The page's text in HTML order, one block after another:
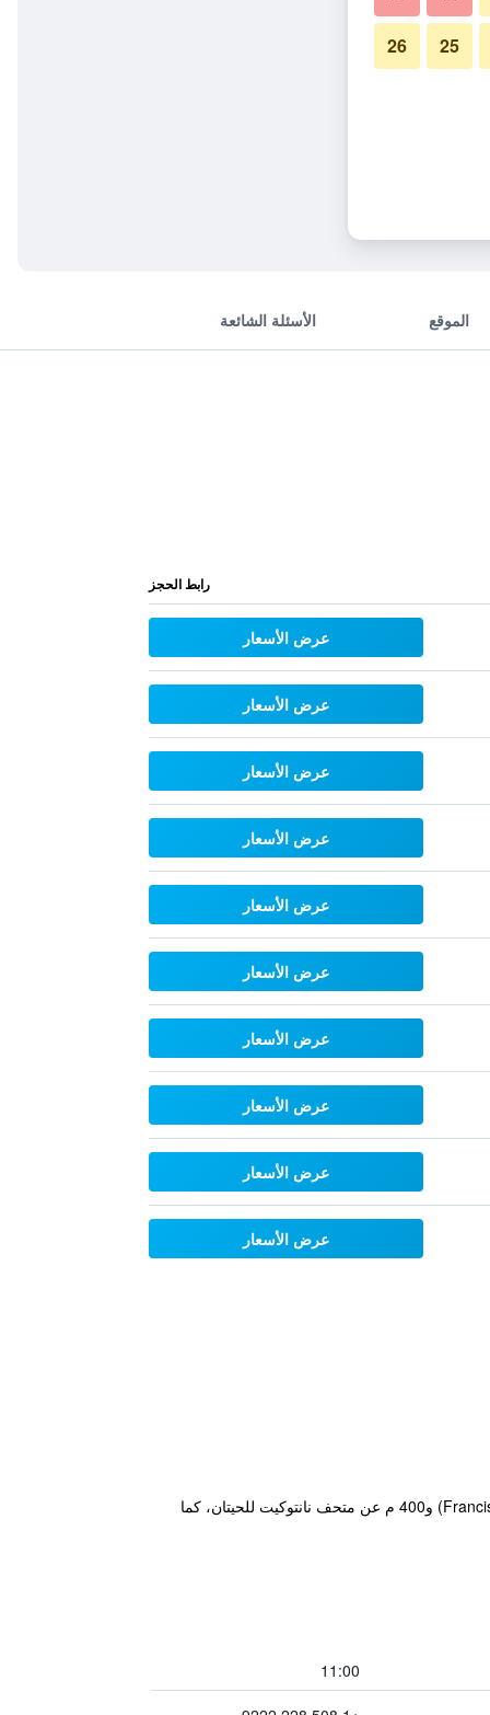
الموقع الأسئلة الشائعة
رابط الحجز
عرض الأسعار
عرض الأسعار
عرض الأسعار
عرض الأسعار
عرض الأسعار
عرض الأسعار
عرض الأسعار
عرض الأسعار
عرض الأسعار
عرض الأسعار
يقع مكان إقامة "Union Street Inn" في نانتوكيت حيث يبعد مسافة 300 م عن شاطئ فرانسيس ستريت (Francis Street Beach) و400 م عن متحف نانتوكيت للحيتان، كما
11:00
25
26